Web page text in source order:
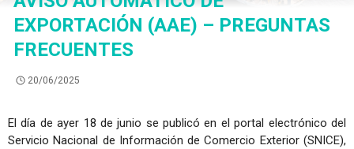
EXPORTACIÓN (AAE) – PREGUNTAS
FRECUENTES
20/06/2025
El día de ayer 18 de junio se publicó en el portal electrónico del
Servicio Nacional de Información de Comercio Exterior (SNICE),